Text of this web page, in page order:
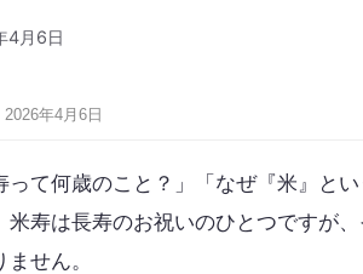
4月6日
年4月6日
って何歳のこと？」「なぜ『米』と
米寿は長寿のお祝いのひとつですが
ません。